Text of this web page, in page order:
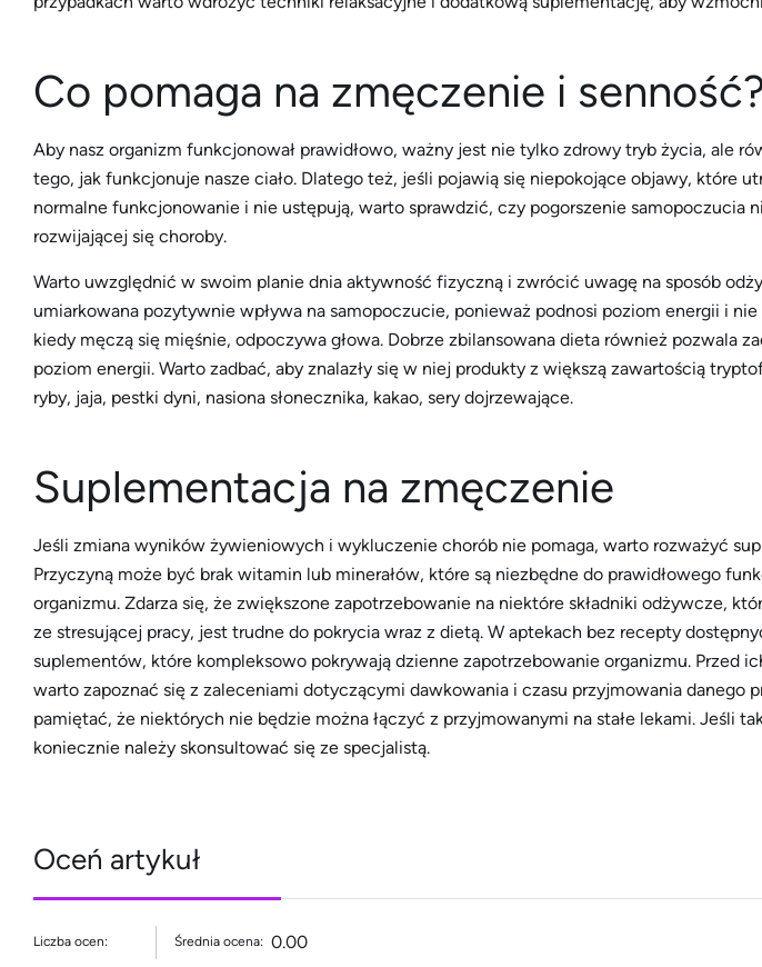
Co pomaga na zmęczenie i
Aby nasz organizm funkcjonował prawidłowo, ważny jest nie tylko zdrowy tryb życia, ale
tego, jak funkcjonuje nasze ciało. Dlatego też, jeśli pojawią się niepokojące objawy, które
normalne funkcjonowanie i nie ustępują, warto sprawdzić, czy pogorszenie samopoczucia
rozwijającej się choroby.
Warto uwzględnić w swoim planie dnia aktywność fizyczną i zwrócić uwagę na sposób
umiarkowana pozytywnie wpływa na samopoczucie, ponieważ podnosi poziom energii i
kiedy męczą się mięśnie, odpoczywa głowa. Dobrze zbilansowana dieta również pozwala
poziom energii. Warto zadbać, aby znalazły się w niej produkty z większą zawartością
ryby, jaja, pestki dyni, nasiona słonecznika, kakao, sery dojrzewające.
Suplementacja na zmęczenie
Jeśli zmiana wyników żywieniowych i wykluczenie chorób nie pomaga, warto rozważyć
Przyczyną może być brak witamin lub minerałów, które są niezbędne do prawidłowego
organizmu. Zdarza się, że zwiększone zapotrzebowanie na niektóre składniki odżywcze,
ze stresującej pracy, jest trudne do pokrycia wraz z dietą. W aptekach bez recepty
suplementów, które kompleksowo pokrywają dzienne zapotrzebowanie organizmu. Przed
warto zapoznać się z zaleceniami dotyczącymi dawkowania i czasu przyjmowania danego
pamiętać, że niektórych nie będzie można łączyć z przyjmowanymi na stałe lekami. Jeśli
koniecznie należy skonsultować się ze specjalistą.
Oceń artykuł
Liczba ocen: Średnia ocena: 0.00